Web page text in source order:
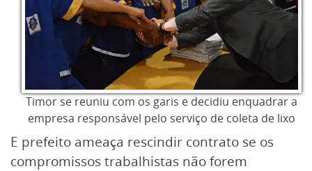
Timor se reuniu com os garis e decidiu enquadrar a
empresa responsável pelo serviço de coleta de lixo
E prefeito ameaça rescindir contrato se os
compromissos trabalhistas não forem